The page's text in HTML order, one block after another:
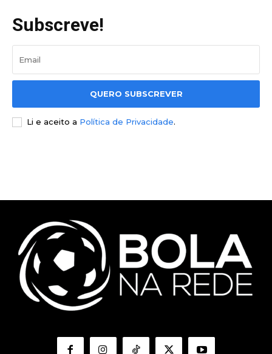
Subscreve!
QUERO SUBSCREVER
Li e aceito a Política de Privacidade.